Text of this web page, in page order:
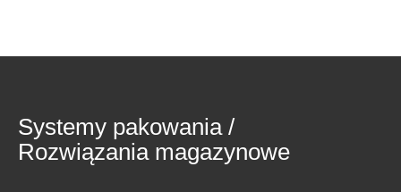
Systemy pakowania /
Rozwiązania magazynowe